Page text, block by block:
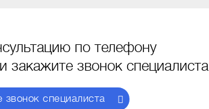
по телефону
закажите звонок специалиста
звонок специалиста